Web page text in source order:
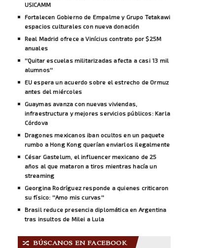
USICAMM
Fortalecen Gobierno de Empalme y Grupo Tetakawi
espacios culturales con nueva donación
Real Madrid ofrece a Vinícius contrato por $25M
anuales
''Quitar escuelas militarizadas afecta a casi 13 mil
alumnos''
EU espera un acuerdo sobre el estrecho de Ormuz
antes del miércoles
Guaymas avanza con nuevas viviendas,
infraestructura y mejores servicios públicos: Karla
Córdova
Dragones mexicanos iban ocultos en un paquete
rumbo a Hong Kong querían enviarlos ilegalmente
César Gastelum, el influencer mexicano de 25
años al que mataron a tiros mientras hacía un
streaming
Georgina Rodríguez responde a quienes criticaron
su físico: ''Amo mis curvas''
Brasil reduce presencia diplomática en Argentina
tras insultos de Milei a Lula
🔀 BÚSCANOS EN FACEBOOK